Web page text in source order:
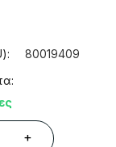
80019409
+